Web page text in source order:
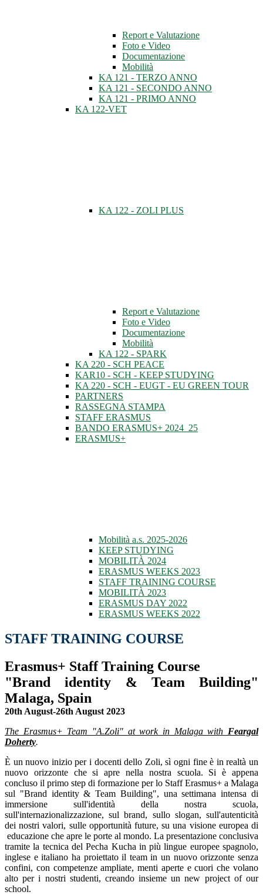
Report e Valutazione
Foto e Video
Documentazione
Mobilità
KA 121 - TERZO ANNO
KA 121 - SECONDO ANNO
KA 121 - PRIMO ANNO
KA 122-VET
KA 122 - ZOLI PLUS
Report e Valutazione
Foto e Video
Documentazione
Mobilità
KA 122 - SPARK
KA 220 - SCH PEACE
KAR10 - SCH - KEEP STUDYING
KA 220 - SCH - EUGT - EU GREEN TOUR
PARTNERS
RASSEGNA STAMPA
STAFF ERASMUS
BANDO ERASMUS+ 2024_25
ERASMUS+
Mobilità a.s. 2025-2026
KEEP STUDYING
MOBILITÀ 2024
ERASMUS WEEKS 2023
STAFF TRAINING COURSE
MOBILITÀ 2023
ERASMUS DAY 2022
ERASMUS WEEKS 2022
STAFF TRAINING COURSE
Erasmus+ Staff Training Course
"Brand identity & Team Building"
Malaga, Spain
20th August-26th August 2023
The Erasmus+ Team "A.Zoli" at work in Malaga with Feargal
Doherty.
È un nuovo inizio per i docenti dello Zoli, sì ogni fine è in realtà un
nuovo orizzonte che si apre nella nostra scuola. Si è appena
concluso il primo step di formazione per lo Staff Erasmus+ a Malaga
sul "Brand identity & Team Building", una settimana intensa di
immersione sull'identità della nostra scuola,
sull'internazionalizzazione, sul brand, sullo slogan, sull'autenticità
dei nostri valori, sulle opportunità future, su una visione europea di
educazione che apre le porte al mondo. La presentazione conclusiva
tramite la tecnica del Pecha Kucha in più lingue europee spagnolo,
inglese e italiano ha proiettato il team in un nuovo orizzonte senza
confini, con competenze ampliate, menti aperte e cuori che volano
alto per i nostri studenti, creando insieme un new project of our
school.